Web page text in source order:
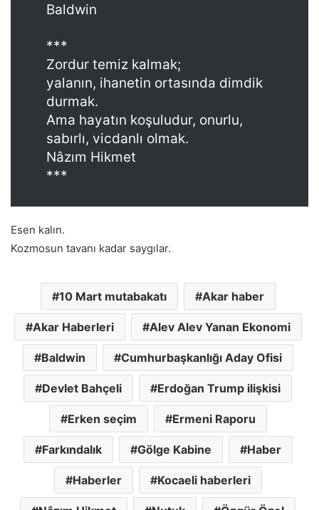
Baldwin
***
Zordur temiz kalmak;
yalanın, ihanetin ortasında dimdik
durmak.
Ama hayatın koşuludur, onurlu,
sabırlı, vicdanlı olmak.
Nâzım Hikmet
***
Esen kalın.
Kozmosun tavanı kadar saygılar.
10 Mart mutabakatı Akar haber
Akar Haberleri Alev Alev Yanan Ekonomi
Baldwin Cumhurbaşkanlığı Aday Ofisi
Devlet Bahçeli Erdoğan Trump ilişkisi
Erken seçim Ermeni Raporu
Farkındalık Gölge Kabine Haber
Haberler Kocaeli haberleri